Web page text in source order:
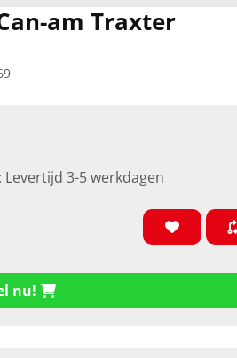
am Traxter
3-5 werkdagen
nu!